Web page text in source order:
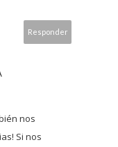
Responder
nos
Si nos